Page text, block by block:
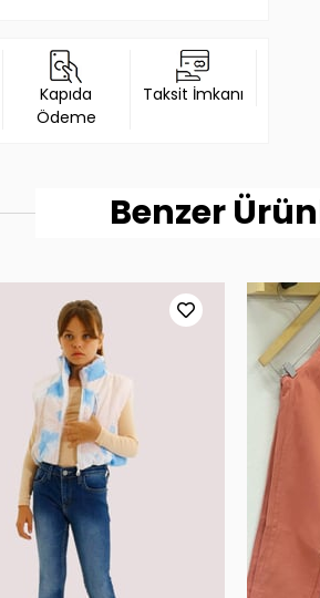
Kapıda
Ödeme
Taksit İmkanı
Benzer